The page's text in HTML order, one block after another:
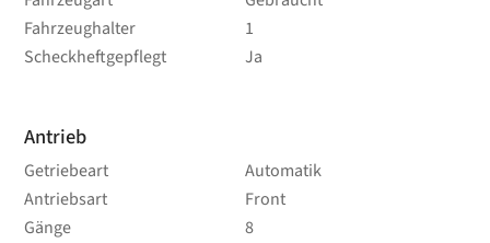
Fahrzeughalter
1
Scheckheftgepflegt
Ja
Antrieb
Getriebeart
Automatik
Antriebsart
Front
Gänge
8